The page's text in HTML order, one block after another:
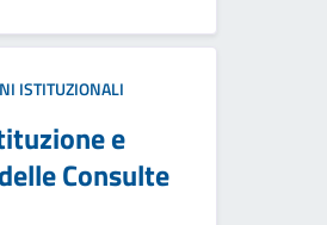
ISTITUZIONALI
e
Consulte